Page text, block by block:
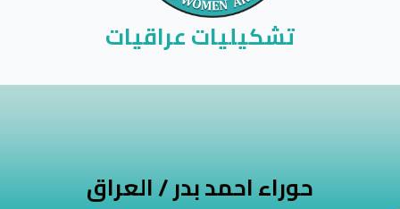
تشكيليات عراقيات
حوراء احمد بدر / العراق